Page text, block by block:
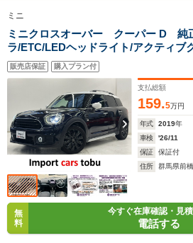
ミニ
ミニクロスオーバー クーパー D 純
ラ/ETC/LEDヘッドライト/アクティブ
ル/電動リアゲート/コンフォートアク
トセーフティ/純正アルミホイール/
販売店保証 購入プラン付
支払総額
159.5万円
年式 2019年
車検
'26/11
保証
保証付
住所
群馬県前
無
料
今すぐ在庫確認・見
電話する